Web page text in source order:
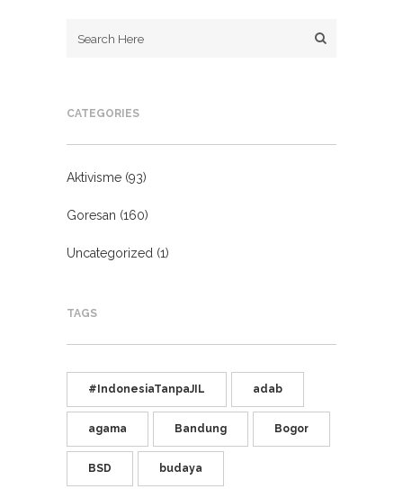
CATEGORIES
Aktivisme (93)
Goresan (160)
Uncategorized (1)
TAGS
#IndonesiaTanpaJIL adab
agama Bandung Bogor
BSD budaya